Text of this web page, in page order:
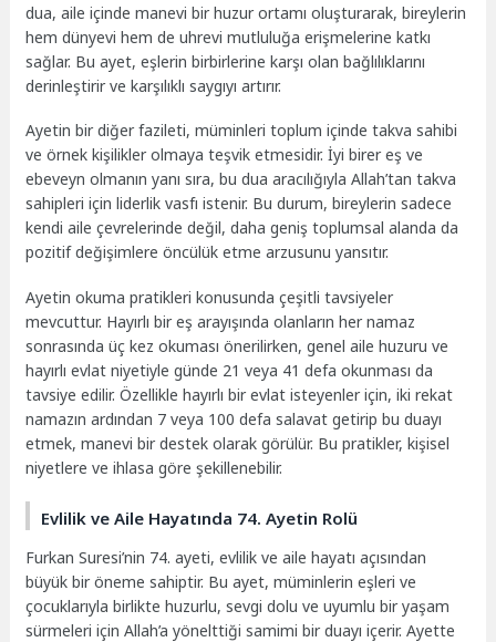
dua, aile içinde manevi bir huzur ortamı oluşturarak, bireylerin
hem dünyevi hem de uhrevi mutluluğa erişmelerine katkı
sağlar. Bu ayet, eşlerin birbirlerine karşı olan bağlılıklarını
derinleştirir ve karşılıklı saygıyı artırır.
Ayetin bir diğer fazileti, müminleri toplum içinde takva sahibi
ve örnek kişilikler olmaya teşvik etmesidir. İyi birer eş ve
ebeveyn olmanın yanı sıra, bu dua aracılığıyla Allah’tan takva
sahipleri için liderlik vasfı istenir. Bu durum, bireylerin sadece
kendi aile çevrelerinde değil, daha geniş toplumsal alanda da
pozitif değişimlere öncülük etme arzusunu yansıtır.
Ayetin okuma pratikleri konusunda çeşitli tavsiyeler
mevcuttur. Hayırlı bir eş arayışında olanların her namaz
sonrasında üç kez okuması önerilirken, genel aile huzuru ve
hayırlı evlat niyetiyle günde 21 veya 41 defa okunması da
tavsiye edilir. Özellikle hayırlı bir evlat isteyenler için, iki rekat
namazın ardından 7 veya 100 defa salavat getirip bu duayı
etmek, manevi bir destek olarak görülür. Bu pratikler, kişisel
niyetlere ve ihlasa göre şekillenebilir.
Evlilik ve Aile Hayatında 74. Ayetin Rolü
Furkan Suresi’nin 74. ayeti, evlilik ve aile hayatı açısından
büyük bir öneme sahiptir. Bu ayet, müminlerin eşleri ve
çocuklarıyla birlikte huzurlu, sevgi dolu ve uyumlu bir yaşam
sürmeleri için Allah’a yönelttiği samimi bir duayı içerir. Ayette